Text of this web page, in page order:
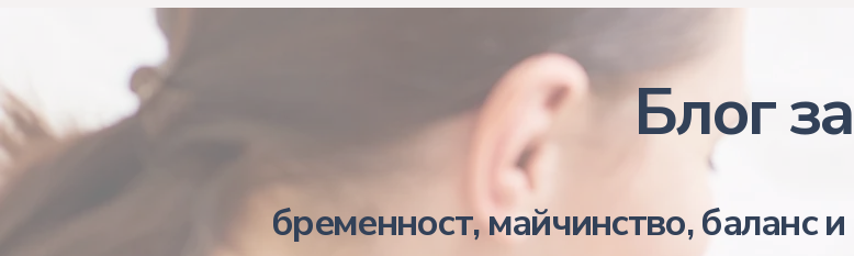
Блог за
бременност, майчинство, баланс